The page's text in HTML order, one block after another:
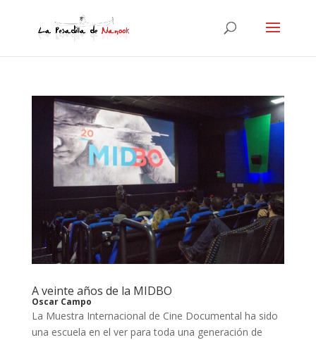
A veinte años de la MIDBO
Oscar Campo
La Muestra Internacional de Cine Documental ha sido
una escuela en el ver para toda una generación de